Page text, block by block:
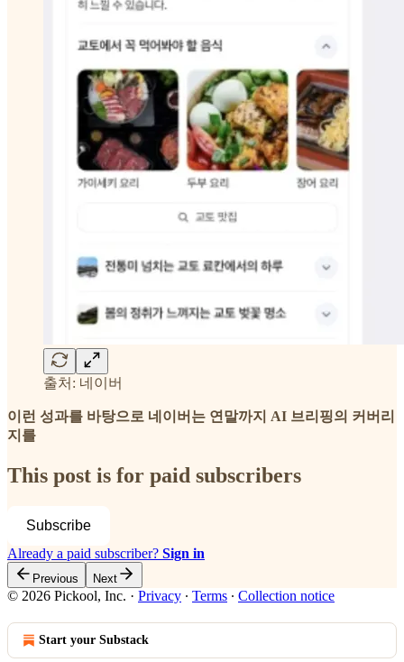
출처: 네이버
이런 성과를 바탕으로 네이버는 연말까지 AI 브리핑의 커버리
지를
This post is for paid subscribers
Subscribe
Already a paid subscriber? Sign in
Previous Next
© 2026 Pickool, Inc. · Privacy ∙ Terms ∙ Collection notice
Start your Substack